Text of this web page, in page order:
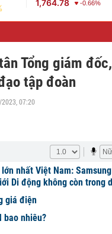
1,764.78 -0.66%
Tổng giám
tập đoàn
07:20
nhất Việt Nam:
Di động không còn trong
giá điện
bao nhiêu?